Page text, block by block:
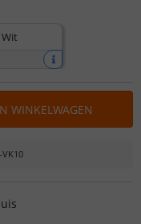
Wit
WINKELWAGEN